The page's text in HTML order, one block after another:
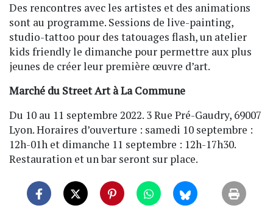
Des rencontres avec les artistes et des animations
sont au programme. Sessions de live-painting,
studio-tattoo pour des tatouages flash, un atelier
kids friendly le dimanche pour permettre aux plus
jeunes de créer leur première œuvre d’art.
Marché du Street Art à La Commune
Du 10 au 11 septembre 2022. 3 Rue Pré-Gaudry, 69007
Lyon. Horaires d’ouverture : samedi 10 septembre :
12h-01h et dimanche 11 septembre : 12h-17h30.
Restauration et un bar seront sur place.